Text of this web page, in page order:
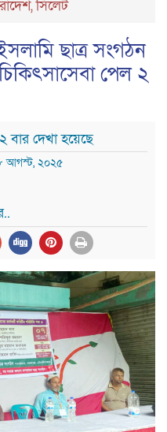
,সিলেট
ছাত্র সংগঠন
পেল ২
বার দেখা হয়েছে
৮ আগস্ট, ২০২৫